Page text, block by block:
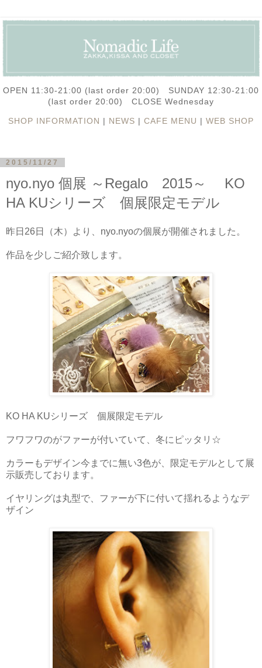
OPEN 11:30-21:00 (last order 20:00) SUNDAY 12:30-21:00
(last order 20:00) CLOSE Wednesday
SHOP INFORMATION | NEWS | CAFE MENU | WEB SHOP
2015/11/27
nyo.nyo 個展 ～Regalo 2015～ KO
HA KUシリーズ 個展限定モデル
昨日26日（木）より、nyo.nyoの個展が開催されました。
作品を少しご紹介致します。
KO HA KUシリーズ 個展限定モデル
フワフワのがファーが付いていて、冬にピッタリ☆
カラーもデザイン今までに無い3色が、限定モデルとして展
示販売しております。
イヤリングは丸型で、ファーが下に付いて揺れるようなデ
ザイン